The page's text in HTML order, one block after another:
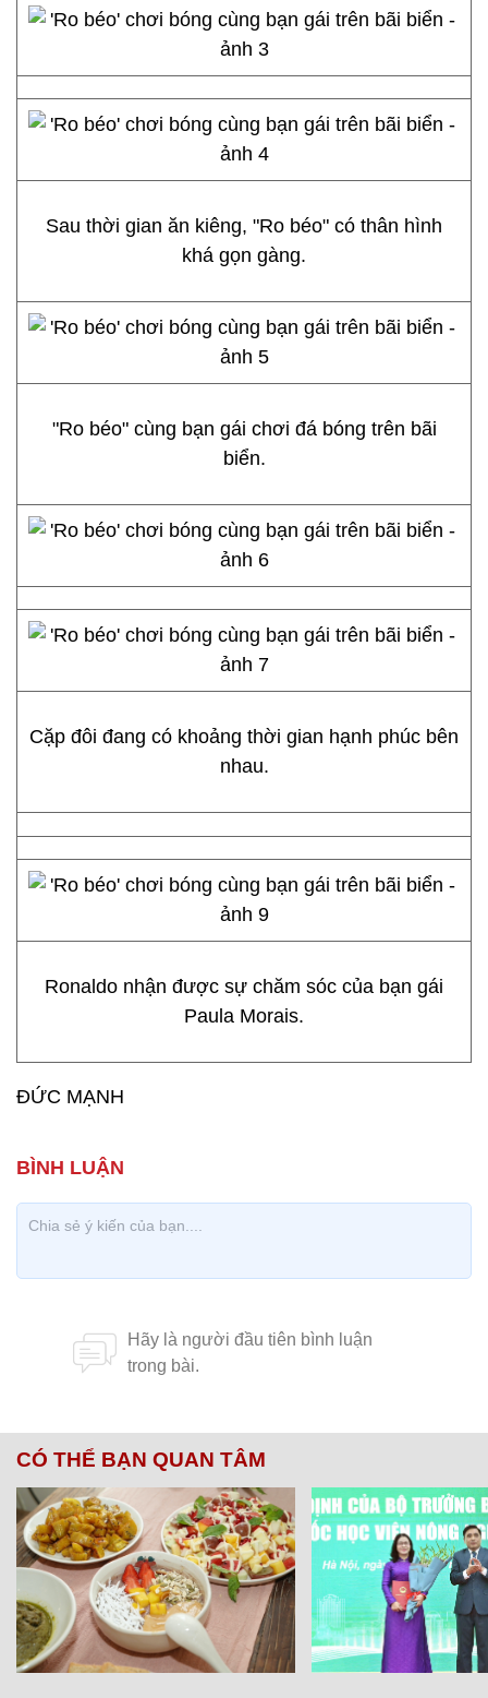
Sau thời gian ăn kiêng, "Ro béo" có thân hình
khá gọn gàng.
"Ro béo" cùng bạn gái chơi đá bóng trên bãi
biển.
Cặp đôi đang có khoảng thời gian hạnh phúc bên
nhau.
Ronaldo nhận được sự chăm sóc của bạn gái
Paula Morais.
ĐỨC MẠNH
CÓ THỂ BẠN QUAN TÂM